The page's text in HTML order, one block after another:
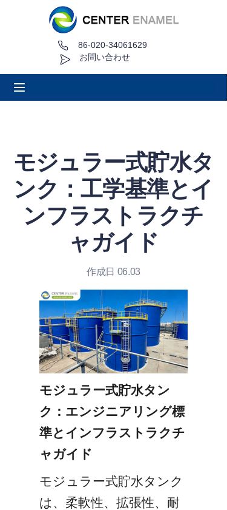
お問い合わせ
86-020-34061629
モジュラー式貯水タ
ンク：工学基準とイ
ンフラストラクチ
ャガイド
作成日 06.03
モジュラー式貯水タン
ク：エンジニアリング標
準とインフラストラクチ
ャガイド
モジュラー式貯水タンク
は、柔軟性、拡張性、耐
について
プロジェクト事例
見積もり依頼